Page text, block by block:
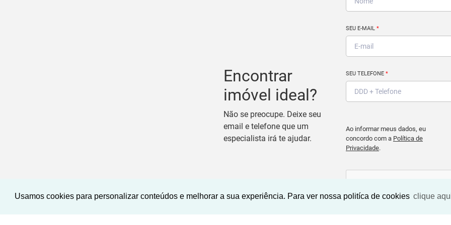
Usamos cookies para personalizar conteúdos e melhorar a sua experiência. Para ver nossa politíca de cookies clique
Encontrar
imóvel ideal?
Não se preocupe. Deixe seu
email e telefone que um
especialista irá te ajudar.
SEU E-MAIL *
SEU TELEFONE *
Ao informar meus dados, eu
concordo com a Política de
Privacidade.